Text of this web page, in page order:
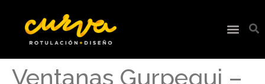
Ventanas Gurpegui –